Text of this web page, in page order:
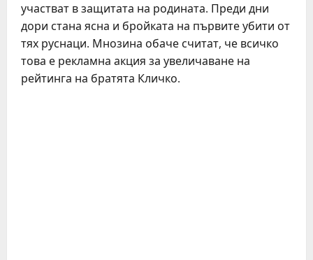
участват в защитата на родината. Преди дни
дори стана ясна и бройката на първите убити от
тях руснаци. Мнозина обаче считат, че всичко
това е рекламна акция за увеличаване на
рейтинга на братята Кличко.